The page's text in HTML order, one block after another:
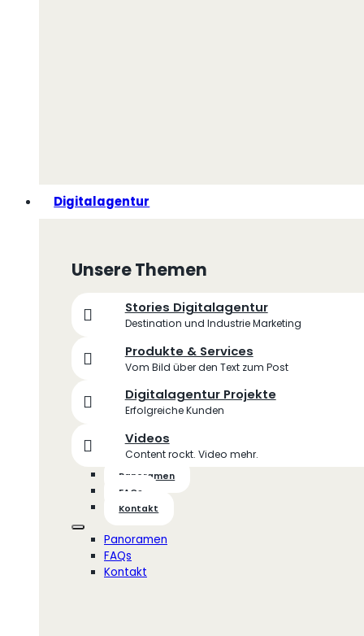
Digitalagentur
Unsere Themen
Stories Digitalagentur
Destination und Industrie Marketing
Produkte & Services
Vom Bild über den Text zum Post
Digitalagentur Projekte
Erfolgreiche Kunden
Videos
Content rockt. Video mehr.
Panoramen
FAQs
Kontakt
Panoramen
FAQs
Kontakt